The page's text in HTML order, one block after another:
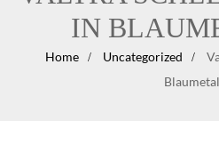
IN
Home Uncategorized